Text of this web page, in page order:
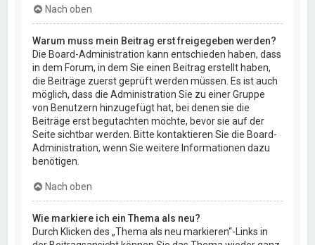
Nach oben
Warum muss mein Beitrag erst freigegeben werden?
Die Board-Administration kann entschieden haben, dass
in dem Forum, in dem Sie einen Beitrag erstellt haben,
die Beiträge zuerst geprüft werden müssen. Es ist auch
möglich, dass die Administration Sie zu einer Gruppe
von Benutzern hinzugefügt hat, bei denen sie die
Beiträge erst begutachten möchte, bevor sie auf der
Seite sichtbar werden. Bitte kontaktieren Sie die Board-
Administration, wenn Sie weitere Informationen dazu
benötigen.
Nach oben
Wie markiere ich ein Thema als neu?
Durch Klicken des „Thema als neu markieren“-Links in